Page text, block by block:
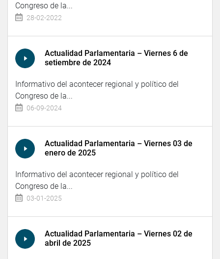
Congreso de la...
28-02-2022
Actualidad Parlamentaria – Viernes 6 de
setiembre de 2024
Informativo del acontecer regional y político del
Congreso de la...
06-09-2024
Actualidad Parlamentaria – Viernes 03 de
enero de 2025
Informativo del acontecer regional y político del
Congreso de la...
03-01-2025
Actualidad Parlamentaria – Viernes 02 de
abril de 2025